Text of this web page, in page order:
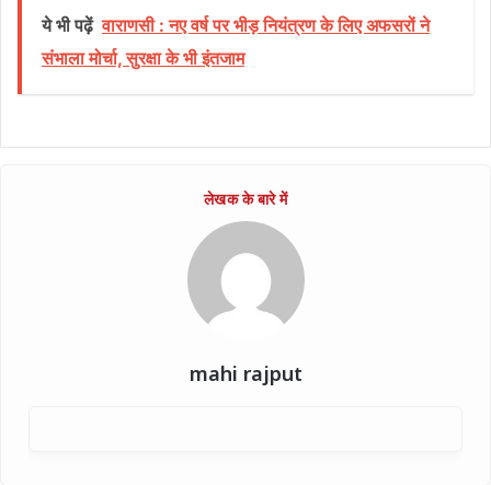
ये भी पढ़ें वाराणसी : नए वर्ष पर भीड़ नियंत्रण के लिए अफसरों ने
संभाला मोर्चा, सुरक्षा के भी इंतजाम
mahi rajput